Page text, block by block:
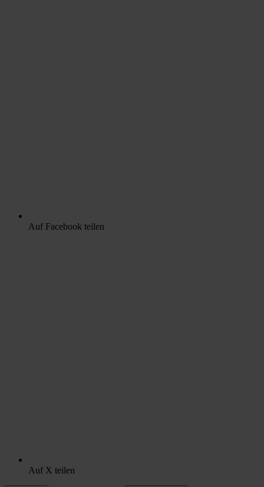
Auf Facebook teilen
Auf X teilen